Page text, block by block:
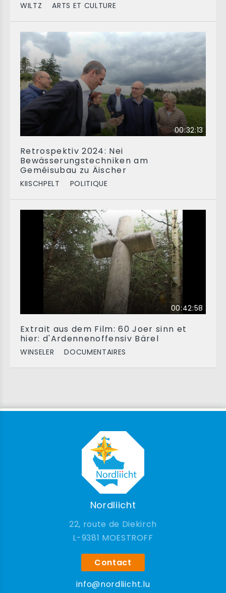
WILTZ ARTS ET CULTURE
00:32:13
Retrospektiv 2024: Nei
Bewässerungstechniken am
Geméisubau zu Äischer
KIISCHPELT POLITIQUE
00:42:58
Extrait aus dem Film: 60 Joer sinn et
hier: d'Ardennenoffensiv Bärel
WINSELER DOCUMENTAIRES
Nordliicht
22, route de Diekirch
9381 MOESTROFF
Contact
info@nordliicht.lu